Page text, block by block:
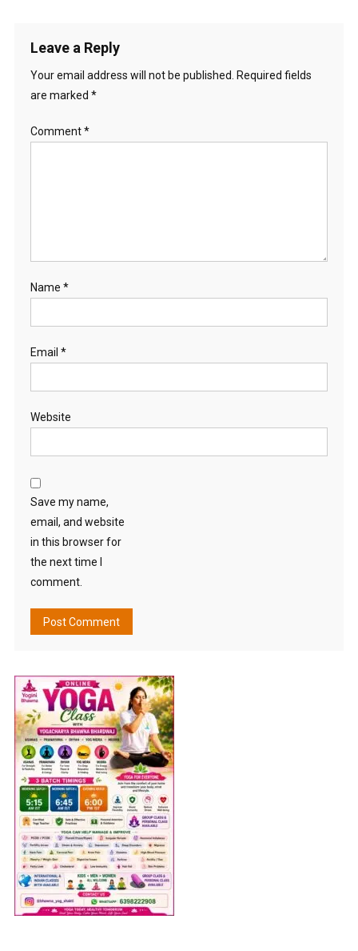
Leave a Reply
Your email address will not be published. Required fields
are marked *
Comment*
Name *
Email *
Website
Save my name,
email, and website
in this browser for
the next time I
comment.